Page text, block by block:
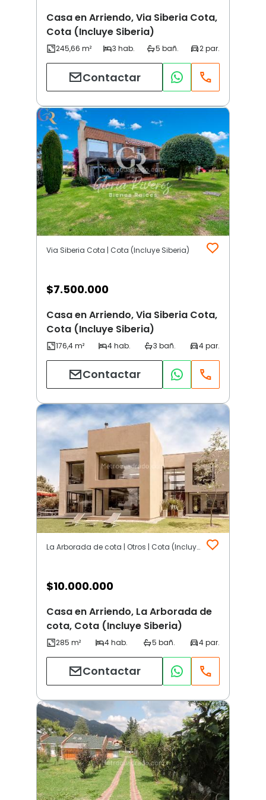
Casa en Arriendo, Via Siberia Cota,
Cota (Incluye Siberia)
Contactar
Via Siberia Cota | Cota (Incluye Siberia)
$7.500.000
Casa en Arriendo, Via Siberia Cota,
Cota (Incluye Siberia)
Contactar
La Arborada de cota | Otros | Cota (Incluye Siberia)
$10.000.000
Casa en Arriendo, La Arborada de
cota, Cota (Incluye Siberia)
Contactar